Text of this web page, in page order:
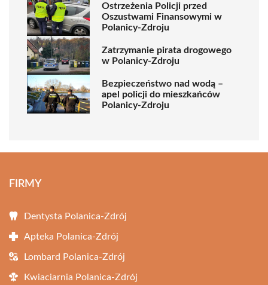
Ostrzeżenia Policji przed
Oszustwami Finansowymi w
Polanicy-Zdroju
Zatrzymanie pirata drogowego
w Polanicy-Zdroju
Bezpieczeństwo nad wodą –
apel policji do mieszkańców
Polanicy-Zdroju
FIRMY
Dentysta Polanica-Zdrój
Apteka Polanica-Zdrój
Lombard Polanica-Zdrój
Kwiaciarnia Polanica-Zdrój